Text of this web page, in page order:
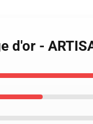
d'or -